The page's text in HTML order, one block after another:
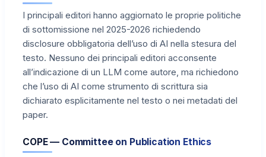
I principali editori hanno aggiornato le proprie politiche
di sottomissione nel 2025-2026 richiedendo
disclosure obbligatoria dell’uso di AI nella stesura del
testo. Nessuno dei principali editori acconsente
all’indicazione di un LLM come autore, ma richiedono
che l’uso di AI come strumento di scrittura sia
dichiarato esplicitamente nel testo o nei metadati del
paper.
COPE — Committee on Publication Ethics